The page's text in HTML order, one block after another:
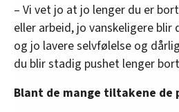
– Vi vet jo at jo lenger du er
eller arbeid, jo vanskeligere blir
og jo lavere selvfølelse og
du blir stadig pushet lenger
Blant de mange tiltakene de